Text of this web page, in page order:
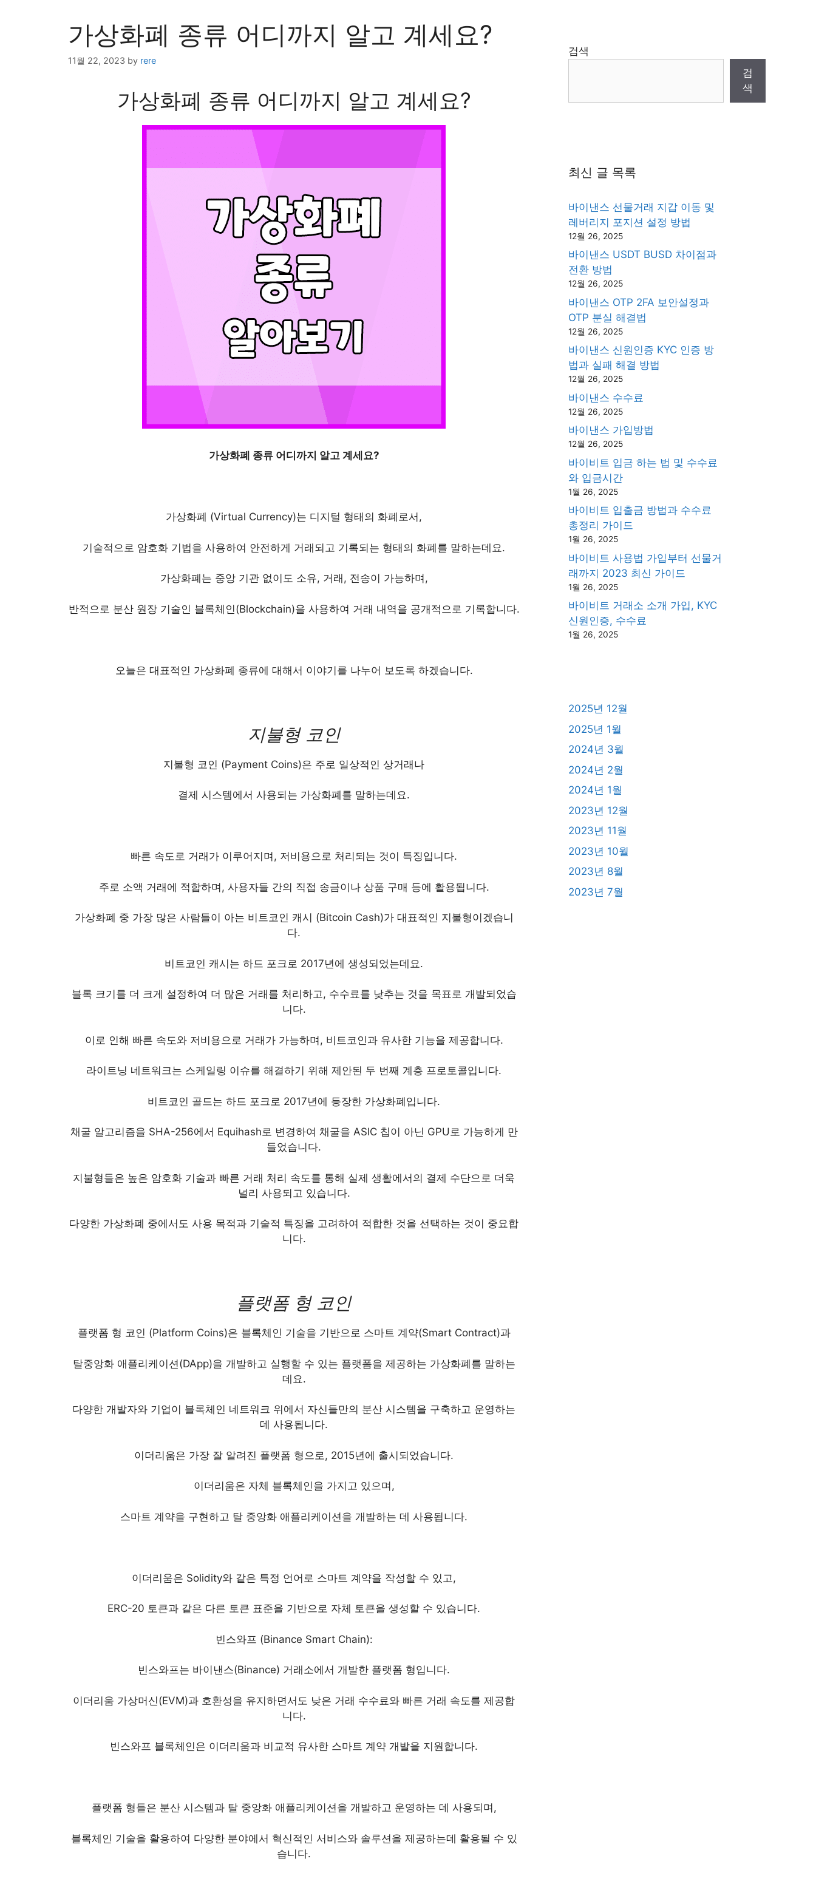
가상화폐 종류 어디까지 알고 계세요?
11월 22, 2023 by rere
가상화폐 종류 어디까지 알고 계세요?
가상화폐 종류 어디까지 알고 계세요?
가상화폐 (Virtual Currency)는 디지털 형태의 화폐로서,
기술적으로 암호화 기법을 사용하여 안전하게 거래되고 기록되는 형태의 화폐를 말하는데요.
가상화폐는 중앙 기관 없이도 소유, 거래, 전송이 가능하며,
반적으로 분산 원장 기술인 블록체인(Blockchain)을 사용하여 거래 내역을 공개적으로 기록합니다.
오늘은 대표적인 가상화폐 종류에 대해서 이야기를 나누어 보도록 하겠습니다.
지불형 코인
지불형 코인 (Payment Coins)은 주로 일상적인 상거래나
결제 시스템에서 사용되는 가상화폐를 말하는데요.
빠른 속도로 거래가 이루어지며, 저비용으로 처리되는 것이 특징입니다.
주로 소액 거래에 적합하며, 사용자들 간의 직접 송금이나 상품 구매 등에 활용됩니다.
가상화폐 중 가장 많은 사람들이 아는 비트코인 캐시 (Bitcoin Cash)가 대표적인 지불형이겠습니
다.
비트코인 캐시는 하드 포크로 2017년에 생성되었는데요.
블록 크기를 더 크게 설정하여 더 많은 거래를 처리하고, 수수료를 낮추는 것을 목표로 개발되었습
니다.
이로 인해 빠른 속도와 저비용으로 거래가 가능하며, 비트코인과 유사한 기능을 제공합니다.
라이트닝 네트워크는 스케일링 이슈를 해결하기 위해 제안된 두 번째 계층 프로토콜입니다.
비트코인 골드는 하드 포크로 2017년에 등장한 가상화폐입니다.
채굴 알고리즘을 SHA-256에서 Equihash로 변경하여 채굴을 ASIC 칩이 아닌 GPU로 가능하게 만
들었습니다.
지불형들은 높은 암호화 기술과 빠른 거래 처리 속도를 통해 실제 생활에서의 결제 수단으로 더욱
널리 사용되고 있습니다.
다양한 가상화폐 중에서도 사용 목적과 기술적 특징을 고려하여 적합한 것을 선택하는 것이 중요합
니다.
플랫폼 형 코인
플랫폼 형 코인 (Platform Coins)은 블록체인 기술을 기반으로 스마트 계약(Smart Contract)과
탈중앙화 애플리케이션(DApp)을 개발하고 실행할 수 있는 플랫폼을 제공하는 가상화폐를 말하는
데요.
다양한 개발자와 기업이 블록체인 네트워크 위에서 자신들만의 분산 시스템을 구축하고 운영하는
데 사용됩니다.
이더리움은 가장 잘 알려진 플랫폼 형으로, 2015년에 출시되었습니다.
이더리움은 자체 블록체인을 가지고 있으며,
스마트 계약을 구현하고 탈 중앙화 애플리케이션을 개발하는 데 사용됩니다.
이더리움은 Solidity와 같은 특정 언어로 스마트 계약을 작성할 수 있고,
ERC-20 토큰과 같은 다른 토큰 표준을 기반으로 자체 토큰을 생성할 수 있습니다.
빈스와프 (Binance Smart Chain):
빈스와프는 바이낸스(Binance) 거래소에서 개발한 플랫폼 형입니다.
이더리움 가상머신(EVM)과 호환성을 유지하면서도 낮은 거래 수수료와 빠른 거래 속도를 제공합
니다.
빈스와프 블록체인은 이더리움과 비교적 유사한 스마트 계약 개발을 지원합니다.
플랫폼 형들은 분산 시스템과 탈 중앙화 애플리케이션을 개발하고 운영하는 데 사용되며,
블록체인 기술을 활용하여 다양한 분야에서 혁신적인 서비스와 솔루션을 제공하는데 활용될 수 있
습니다.
검색
검
색
최신 글 목록
바이낸스 선물거래 지갑 이동 및
레버리지 포지션 설정 방법
12월 26, 2025
바이낸스 USDT BUSD 차이점과
전환 방법
12월 26, 2025
바이낸스 OTP 2FA 보안설정과
OTP 분실 해결법
12월 26, 2025
바이낸스 신원인증 KYC 인증 방
법과 실패 해결 방법
12월 26, 2025
바이낸스 수수료
12월 26, 2025
바이낸스 가입방법
12월 26, 2025
바이비트 입금 하는 법 및 수수료
와 입금시간
1월 26, 2025
바이비트 입출금 방법과 수수료
총정리 가이드
1월 26, 2025
바이비트 사용법 가입부터 선물거
래까지 2023 최신 가이드
1월 26, 2025
바이비트 거래소 소개 가입, KYC
신원인증, 수수료
1월 26, 2025
2025년 12월
2025년 1월
2024년 3월
2024년 2월
2024년 1월
2023년 12월
2023년 11월
2023년 10월
2023년 8월
2023년 7월